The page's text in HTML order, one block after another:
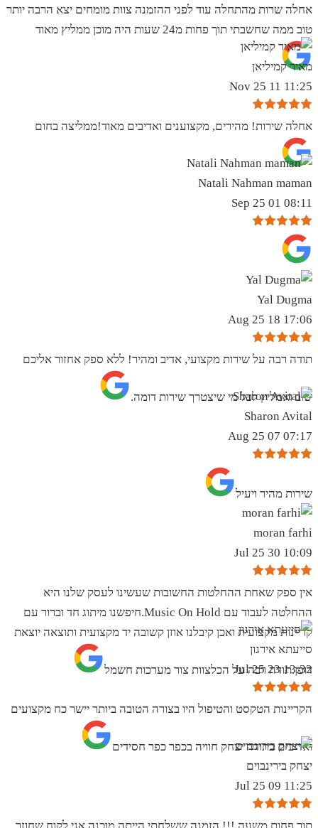
אחלה שרות מהתחלה עוד לפני ההזמנה צוות מומחים יצא הרבה יותר
טוב ממה שחשבתי תוך פחות מ24 שעות היה מוכן ממליץ מאוד
מאיר קמיליאן
11:25 11 Nov 25
אחלה שירות! מהירים, מקצוענים ואדיבים מאוד!ממליצה בחום
Natali Nahman maman
08:11 01 Sep 25
Yal Dugma
17:06 18 Aug 25
תודה רבה על שירות מקצועי, אדיב ומהיר! ללא ספק אחזור אליכם
שוב ואמליץ לכל מי שיצטרך שירות דומה.
Sharon Avital
07:17 07 Aug 25
שירות מהיר ויעיל
moran farhi
10:09 30 Jul 25
אין ספק שאחת ההחלטות החשובות שעשינו לעסק שלנו היא
ההחלטה לעבוד עם Music On Hold.חיפשנו מיתוג חד וברור עם
קריינות מקצועית ואכן קיבלנו אוזן קשובה יד מקצועית ותוצאה יוצאת
דופן.תודה רבה על הכלצוות צור מערכות חשמל
סייעתא אירגון
13:32 23 Jul 25
הקריינות הטקסט והטיפול היו בצורה הטובה ביותר יישר כח מקצועים
ואדיבים בתודה יצחק חוויה בכפר כפר חסידים
יצחק בירינבוים
11:25 09 Jul 25